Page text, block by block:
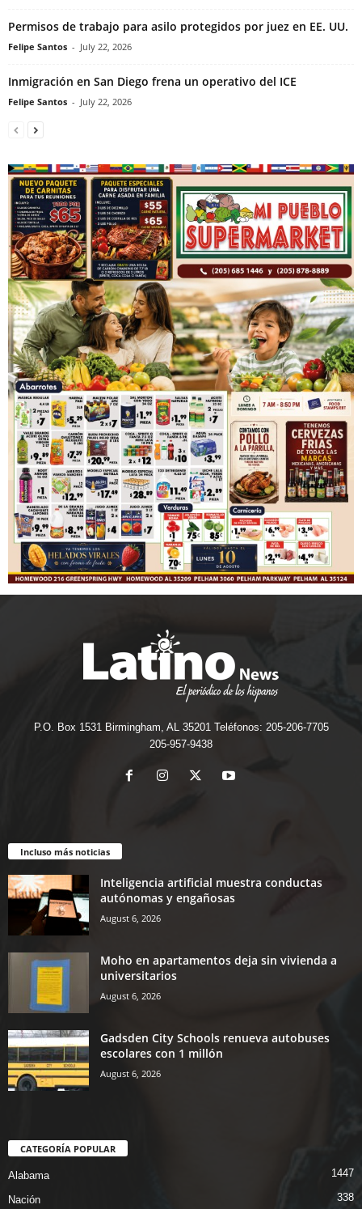
Permisos de trabajo para asilo protegidos por juez en EE. UU.
Felipe Santos - July 22, 2026
Inmigración en San Diego frena un operativo del ICE
Felipe Santos - July 22, 2026
P.O. Box 1531 Birmingham, AL 35201 Teléfonos: 205-206-7705
205-957-9438
Incluso más noticias
Inteligencia artificial muestra conductas
autónomas y engañosas
August 6, 2026
Moho en apartamentos deja sin vivienda a
universitarios
August 6, 2026
Gadsden City Schools renueva autobuses
escolares con 1 millón
August 6, 2026
CATEGORÍA POPULAR
Alabama 1447
Nación 338